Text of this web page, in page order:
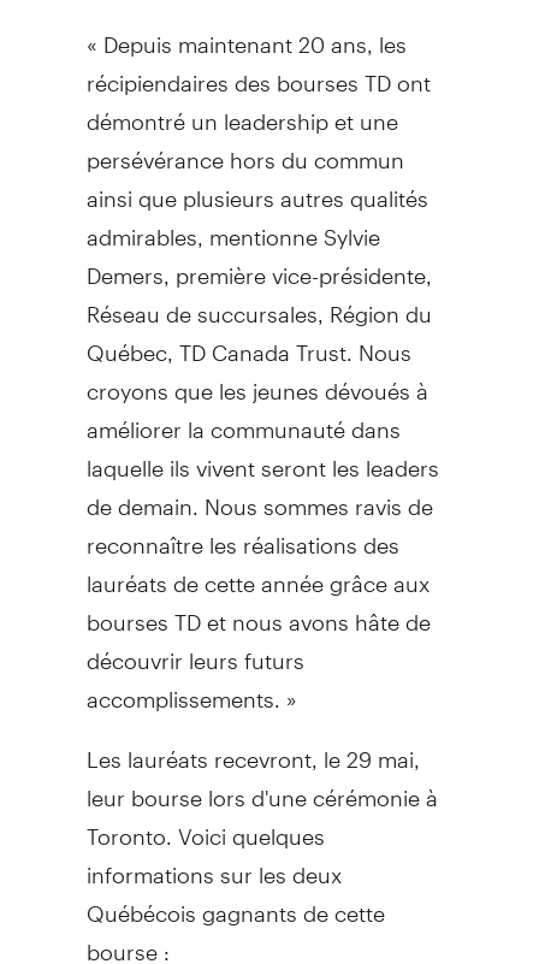
« Depuis maintenant 20 ans, les
récipiendaires des bourses TD ont
démontré un leadership et une
persévérance hors du commun
ainsi que plusieurs autres qualités
admirables, mentionneSylvie
Demers , première vice-présidente,
Réseau de succursales, Région du
Québec, TD Canada Trust. Nous
croyons que les jeunes dévoués à
améliorer la communauté dans
laquelle ils vivent seront les leaders
de demain. Nous sommes ravis de
reconnaître les réalisations des
lauréats de cette année grâce aux
bourses TD et nous avons hâte de
découvrir leurs futurs
accomplissements. »
Les lauréats recevront, le 29 mai,
leur bourse lors d'une cérémonie à
Toronto . Voici quelques
informations sur les deux
Québécois gagnants de cette
bourse :